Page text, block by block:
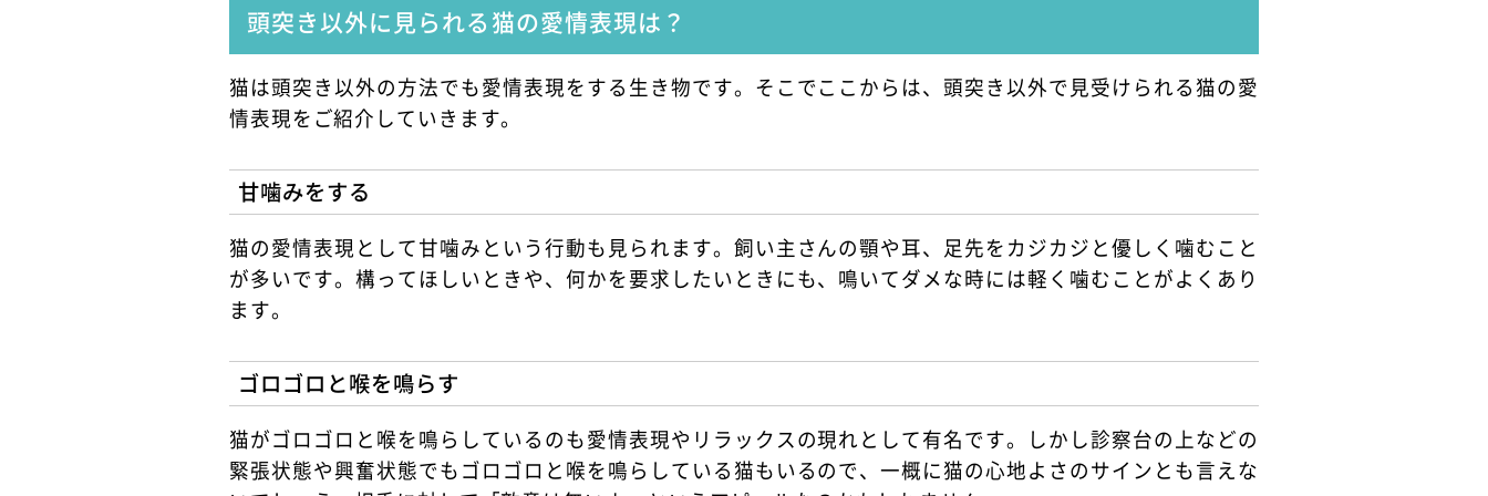
頭突き以外に見られる猫の愛情表現は？
猫は頭突き以外の方法でも愛情表現をする生き物です。そこでここからは、頭突き以外で見受けられる猫の愛
情表現をご紹介していきます。
甘噛みをする
猫の愛情表現として甘噛みという行動も見られます。飼い主さんの顎や耳、足先をカジカジと優しく噛むこと
が多いです。構ってほしいときや、何かを要求したいときにも、鳴いてダメな時には軽く噛むことがよくあり
ます。
ゴロゴロと喉を鳴らす
猫がゴロゴロと喉を鳴らしているのも愛情表現やリラックスの現れとして有名です。しかし診察台の上などの
緊張状態や興奮状態でもゴロゴロと喉を鳴らしている猫もいるので、一概に猫の心地よさのサインとも言えな